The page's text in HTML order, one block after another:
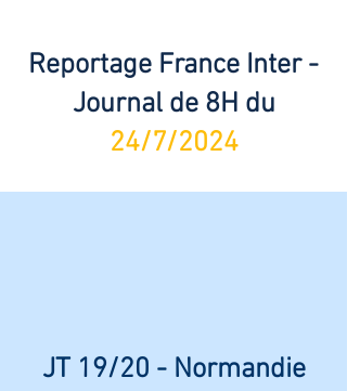
Reportage France Inter -
Journal de 8H du
24/7/2024
JT 19/20 - Normandie